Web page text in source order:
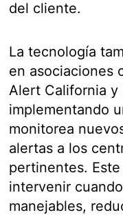
del cliente.
La tecnología
en asociaciones
Alert California y
implementando
monitorea
alertas a los
pertinentes.
intervenir
manejables,